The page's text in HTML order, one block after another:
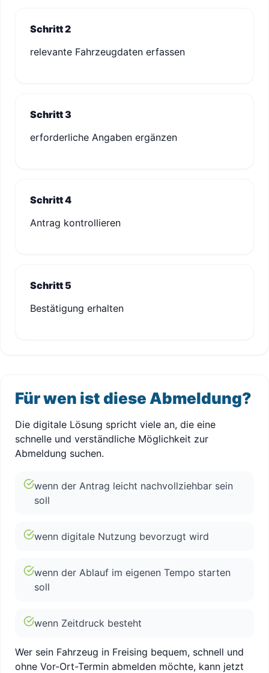
Schritt 2
relevante Fahrzeugdaten erfassen
Schritt 3
erforderliche Angaben ergänzen
Schritt 4
Antrag kontrollieren
Schritt 5
Bestätigung erhalten
Für wen ist diese Abmeldung?
Die digitale Lösung spricht viele an, die eine
schnelle und verständliche Möglichkeit zur
Abmeldung suchen.
wenn der Antrag leicht nachvollziehbar sein
soll
wenn digitale Nutzung bevorzugt wird
wenn der Ablauf im eigenen Tempo starten
soll
wenn Zeitdruck besteht
Wer sein Fahrzeug in Freising bequem, schnell und
ohne Vor-Ort-Termin abmelden möchte, kann jetzt